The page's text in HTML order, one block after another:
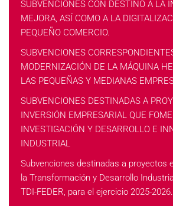
SUBVENCIONES CON DESTINO A LA
MEJORA, ASÍ COMO A LA
PEQUEÑO COMERCIO.
SUBVENCIONES
MODERNIZACIÓN DE LA MÁQUINA
LAS PEQUEÑAS Y MEDIANAS
SUBVENCIONES DESTINADAS A
INVERSIÓN EMPRESARIAL QUE
INVESTIGACIÓN Y DESARROLLO E
INDUSTRIAL
Subvenciones destinadas a proyectos
la Transformación y Desarrollo
TDI-FEDER, para el ejercicio 2025-2026.